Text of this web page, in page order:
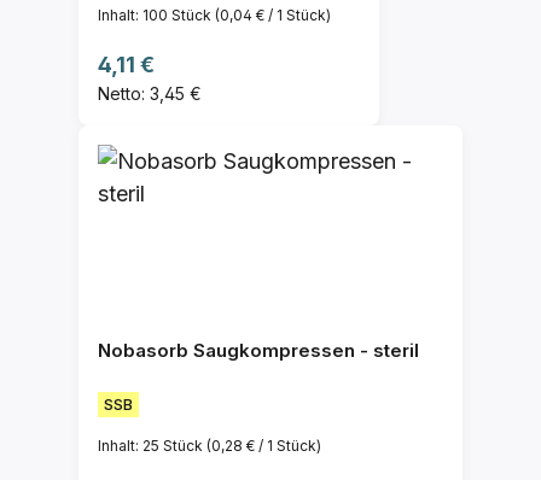
Inhalt: 100 Stück (0,04 € / 1 Stück)
Regulärer Preis:
4,11 €
Netto: 3,45 €
Nobasorb Saugkompressen - steril
SSB
Inhalt: 25 Stück (0,28 € / 1 Stück)